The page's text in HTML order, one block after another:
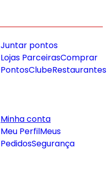
Juntar pontos
Lojas ParceirasComprar
PontosClubeRestaurantes
Minha conta
Meu PerfilMeus
PedidosSegurança